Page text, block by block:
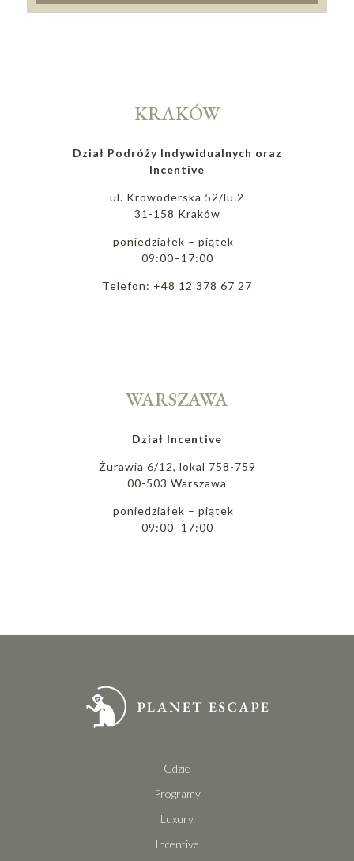
KRAKÓW
Dział Podróży Indywidualnych oraz
Incentive
ul. Krowoderska 52/lu.2
31-158 Kraków
poniedziałek – piątek
09:00–17:00
Telefon: +48 12 378 67 27
WARSZAWA
Dział Incentive
Żurawia 6/12, lokal 758-759
00-503 Warszawa
poniedziałek – piątek
09:00–17:00
Gdzie
Programy
Luxury
Incentive